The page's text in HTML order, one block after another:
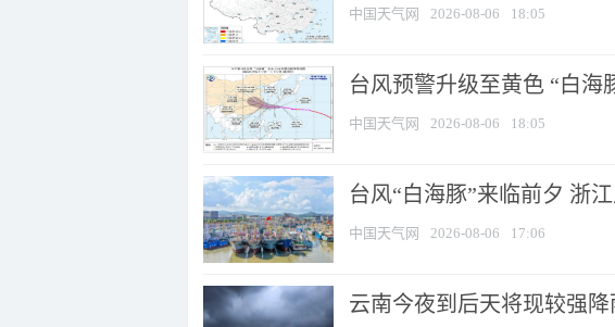
中国天气网 2026-08-06 18:05
台风预警升级至黄色 “白海
中国天气网 2026-08-06 18:05
台风“白海豚”来临前夕 浙
中国天气网 2026-08-06 17:06
云南今夜到后天将现较强